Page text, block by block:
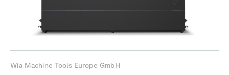
Wia Machine Tools Europe GmbH